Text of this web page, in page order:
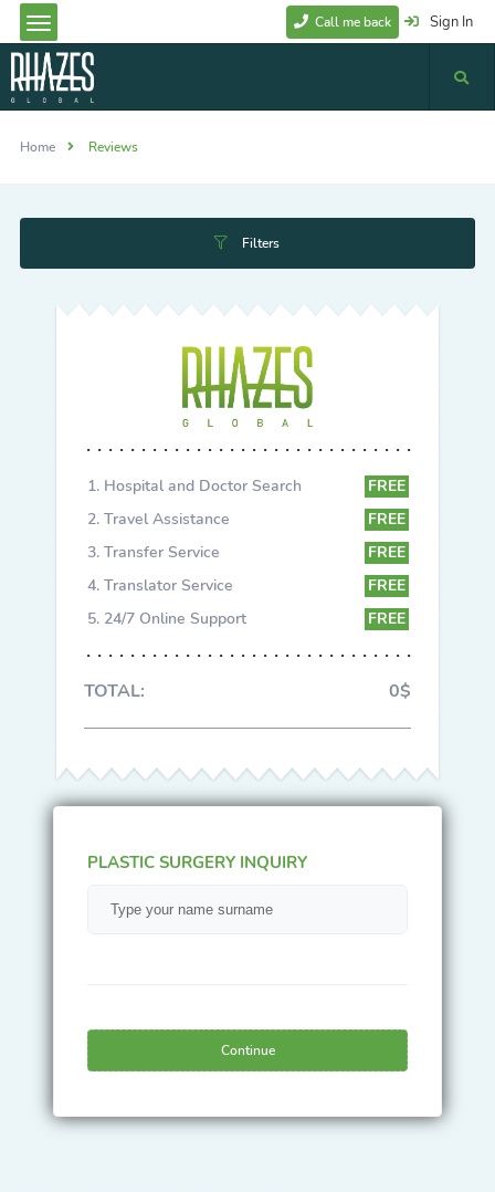
Sign In
Call me back
Home Reviews
Filters
Hospital and Doctor Search
FREE
Travel Assistance
FREE
Transfer Service
FREE
Translator Service
FREE
24/7 Online Support
FREE
TOTAL: 0$
PLASTIC SURGERY INQUIRY
Continue